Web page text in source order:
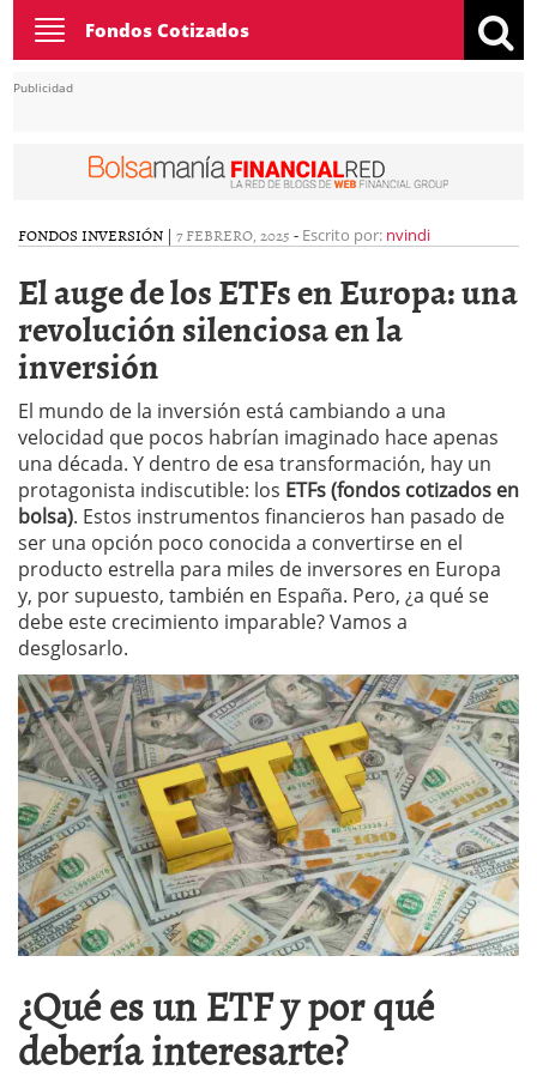
Toggle
navigation
Fondos Cotizados
Publicidad
FONDOS INVERSIÓN | 7 FEBRERO, 2025 - Escrito por: nvindi
El auge de los ETFs en Europa: una
revolución silenciosa en la
inversión
El mundo de la inversión está cambiando a una
velocidad que pocos habrían imaginado hace apenas
una década. Y dentro de esa transformación, hay un
protagonista indiscutible: los ETFs (fondos cotizados en
bolsa). Estos instrumentos financieros han pasado de
ser una opción poco conocida a convertirse en el
producto estrella para miles de inversores en Europa
y, por supuesto, también en España. Pero, ¿a qué se
debe este crecimiento imparable? Vamos a
desglosarlo.
¿Qué es un ETF y por qué
debería interesarte?